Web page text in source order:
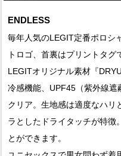
ENDLESS
毎年人気のLEGIT定番ポロシ
トロゴ、首裏はプリントタグ
LEGITオリジナル素材『
冷感機能、UPF45（紫外線
クリア。生地感は適度なハリ
ラとしたドライタッチが特徴
とができます。